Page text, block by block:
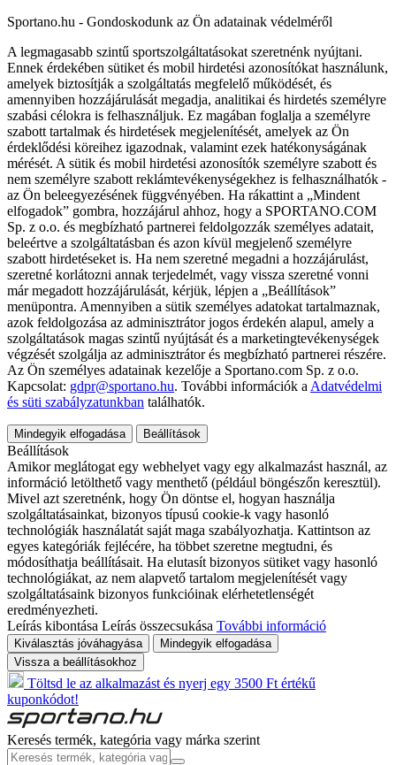
Sportano.hu - Gondoskodunk az Ön adatainak védelméről
A legmagasabb szintű sportszolgáltatásokat szeretnénk nyújtani.
Ennek érdekében sütiket és mobil hirdetési azonosítókat használunk,
amelyek biztosítják a szolgáltatás megfelelő működését, és
amennyiben hozzájárulását megadja, analitikai és hirdetés személyre
szabási célokra is felhasználjuk. Ez magában foglalja a személyre
szabott tartalmak és hirdetések megjelenítését, amelyek az Ön
érdeklődési köreihez igazodnak, valamint ezek hatékonyságának
mérését. A sütik és mobil hirdetési azonosítók személyre szabott és
nem személyre szabott reklámtevékenységekhez is felhasználhatók -
az Ön beleegyezésének függvényében. Ha rákattint a „Mindent
elfogadok” gombra, hozzájárul ahhoz, hogy a SPORTANO.COM
Sp. z o.o. és megbízható partnerei feldolgozzák személyes adatait,
beleértve a szolgáltatásban és azon kívül megjelenő személyre
szabott hirdetéseket is. Ha nem szeretné megadni a hozzájárulást,
szeretné korlátozni annak terjedelmét, vagy vissza szeretné vonni
már megadott hozzájárulását, kérjük, lépjen a „Beállítások”
menüpontra. Amennyiben a sütik személyes adatokat tartalmaznak,
azok feldolgozása az adminisztrátor jogos érdekén alapul, amely a
szolgáltatások magas szintű nyújtását és a marketingtevékenységek
végzését szolgálja az adminisztrátor és megbízható partnerei részére.
Az Ön személyes adatainak kezelője a Sportano.com Sp. z o.o.
Kapcsolat: gdpr@sportano.hu. További információk a Adatvédelmi
és süti szabályzatunkban találhatók.
Mindegyik elfogadása Beállítások
Beállítások
Amikor meglátogat egy webhelyet vagy egy alkalmazást használ, az
információ letölthető vagy menthető (például böngészőn keresztül).
Mivel azt szeretnénk, hogy Ön döntse el, hogyan használja
szolgáltatásainkat, bizonyos típusú cookie-k vagy hasonló
technológiák használatát saját maga szabályozhatja. Kattintson az
egyes kategóriák fejlécére, ha többet szeretne megtudni, és
módosíthatja beállításait. Ha elutasít bizonyos sütiket vagy hasonló
technológiákat, az nem alapvető tartalom megjelenítését vagy
szolgáltatásaink bizonyos funkcióinak elérhetetlenségét
eredményezheti.
Leírás kibontása Leírás összecsukása További információ
Kiválasztás jóváhagyása
Mindegyik elfogadása
Vissza a beállításokhoz
Töltsd le az alkalmazást és nyerj egy 3500 Ft értékű
kuponkódot!
Keresés termék, kategória vagy márka szerint